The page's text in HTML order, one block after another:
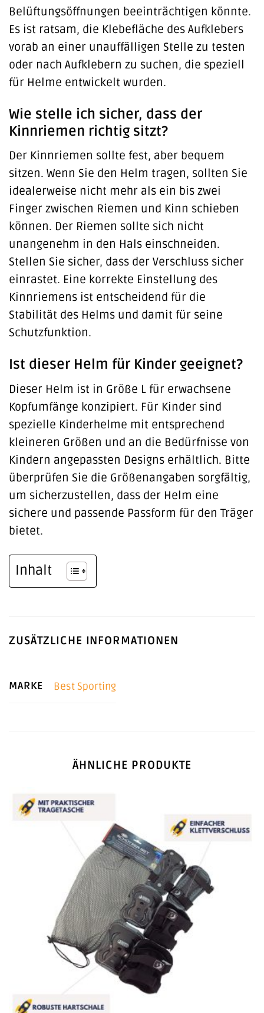
Belüftungsöffnungen beeinträchtigen könnte.
Es ist ratsam, die Klebefläche des Aufklebers
vorab an einer unauffälligen Stelle zu testen
oder nach Aufklebern zu suchen, die speziell
für Helme entwickelt wurden.
Wie stelle ich sicher, dass der
Kinnriemen richtig sitzt?
Der Kinnriemen sollte fest, aber bequem
sitzen. Wenn Sie den Helm tragen, sollten Sie
idealerweise nicht mehr als ein bis zwei
Finger zwischen Riemen und Kinn schieben
können. Der Riemen sollte sich nicht
unangenehm in den Hals einschneiden.
Stellen Sie sicher, dass der Verschluss sicher
einrastet. Eine korrekte Einstellung des
Kinnriemens ist entscheidend für die
Stabilität des Helms und damit für seine
Schutzfunktion.
Ist dieser Helm für Kinder geeignet?
Dieser Helm ist in Größe L für erwachsene
Kopfumfänge konzipiert. Für Kinder sind
spezielle Kinderhelme mit entsprechend
kleineren Größen und an die Bedürfnisse von
Kindern angepassten Designs erhältlich. Bitte
überprüfen Sie die Größenangaben sorgfältig,
um sicherzustellen, dass der Helm eine
sichere und passende Passform für den Träger
bietet.
Inhalt
ZUSÄTZLICHE INFORMATIONEN
MARKE Best Sporting
ÄHNLICHE PRODUKTE